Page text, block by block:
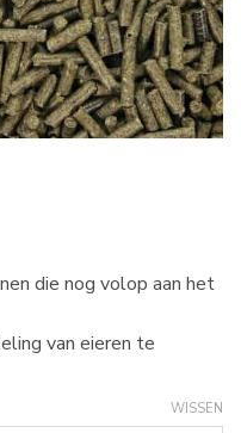
die nog volop aan het
van eieren te
WISSEN